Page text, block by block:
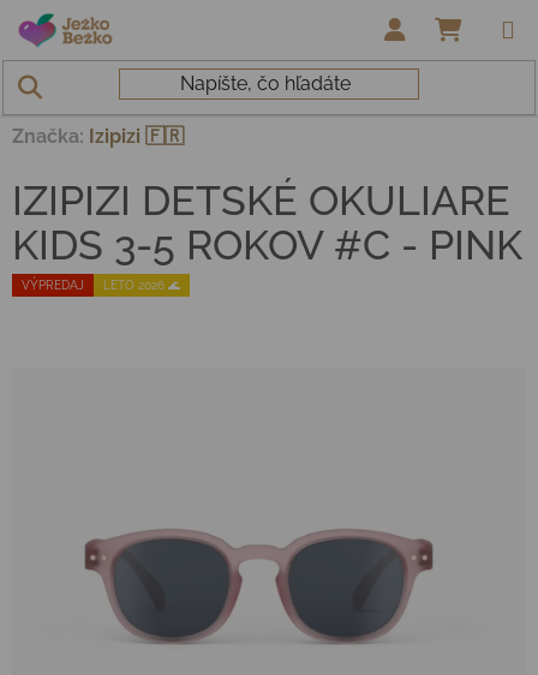
Prejsť na obsah
Domov Hračky a doplnky /IZIPIZI DETSKÉ OKULIARE KIDS 3-5
VÝPREDAJ LETO 2026 🌊
IZIPIZI DETSKÉ OKULIARE
KIDS 3-5 ROKOV #C - PINK
Značka: Izipizi 🇫🇷